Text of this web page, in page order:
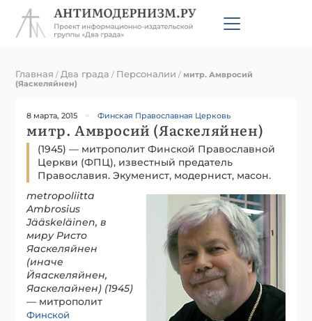
Главная / Два града / Персоналии / митр. Амвросий
(Яаскеляйнен)
8 марта, 2015 Финская Православная Церковь
митр. Амвросий (Яаскеляйнен)
(1945) — митрополит Финской Православной
Церкви (ФПЦ), известный предатель
Православия. Экуменист, модернист, масон.
metropoliitta
Ambrosius
Jääskeläinen, в
миру Ристо
Яаскеляйнен
(иначе
Йяаскеляйнен,
Яаскелайнен) (1945)
— митрополит
Финской